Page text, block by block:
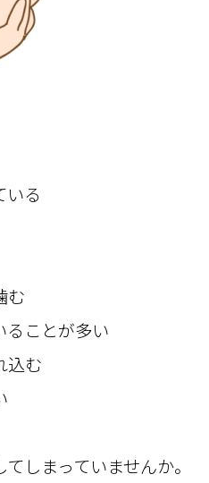
いる
む
ることが多い
込む
しまっていませんか。